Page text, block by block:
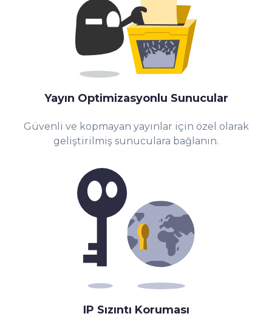
Yayın Optimizasyonlu Sunucular
Güvenli ve kopmayan yayınlar için özel olarak
geliştirilmiş sunuculara bağlanın.
IP Sızıntı Koruması